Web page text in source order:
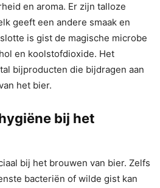
en aroma. Er zijn talloze
geeft een andere smaak en
is gist de magische microbe
en koolstofdioxide. Het
bijproducten die bijdragen aan
het bier.
bij het
bij het brouwen van bier. Zelfs
bacteriën of wilde gist kan